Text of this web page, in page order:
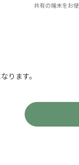
共有の端末をお
ります。